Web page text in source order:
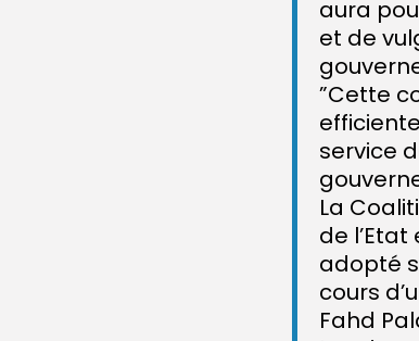
aura
et de
”Cette
service
La
de
adopté
cours
Fahd